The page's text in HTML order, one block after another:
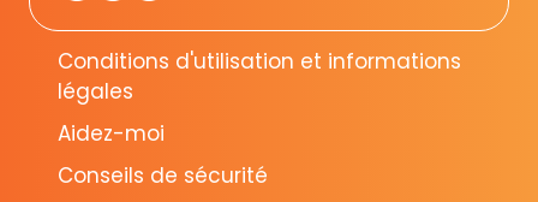
Conditions d'utilisation et informations
légales
Aidez-moi
Conseils de sécurité